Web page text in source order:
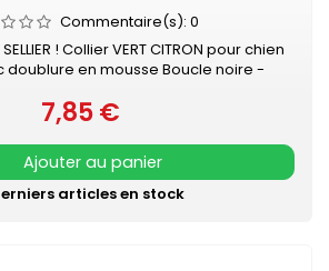
Commentaire(s): 0
! Collier VERT CITRON pour chien
doublure en mousse Boucle noire -
confort Nylon ultra-résistant Boucle
acidulée qui soulignera tout type de
en turquoise, rose, orange, noir,
gris, rouge et beige
Prix
7,85 €
Ajouter au panier
articles en stock